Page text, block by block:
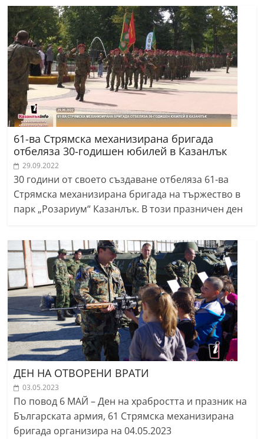
61-ва Стрямска механизирана бригада
отбеляза 30-годишен юбилей в Казанлък
29.09.2022
30 години от своето създаване отбеляза 61-ва
Стрямска механизирана бригада на тържество в
парк „Розариум“ Казанлък. В този празничен ден
ДЕН НА ОТВОРЕНИ ВРАТИ
03.05.2023
По повод 6 МАЙ – Ден на храбростта и празник на
Българската армия, 61 Стрямска механизирана
бригада организира на 04.05.2023